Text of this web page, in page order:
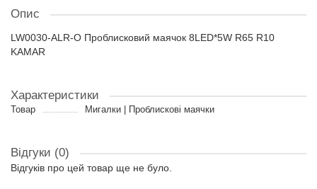
Опис
LW0030-ALR-O Проблисковий маячок 8LED*5W R65 R10
KAMAR
Характеристики
Товар Мигалки | Проблискові маячки
Відгуки (0)
Відгуків про цей товар ще не було.